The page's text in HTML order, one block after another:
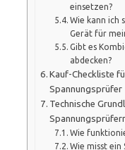
einsetzen?
Wie kann ich
Gerät für
Gibt es
abdecken?
Kauf-Checkliste
Spannungsprüfer
Technische
Wie
Wie misst ein